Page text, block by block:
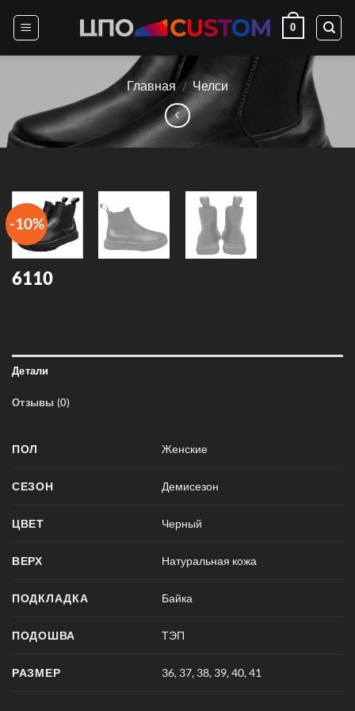
0
Главная / Челси
-10%
6110
Детали
Отзывы (0)
ПОЛ Женские
СЕЗОН Демисезон
ЦВЕТ Черный
ВЕРХ Натуральная кожа
ПОДКЛАДКА Байка
ПОДОШВА ТЭП
РАЗМЕР 36, 37, 38, 39,40,41